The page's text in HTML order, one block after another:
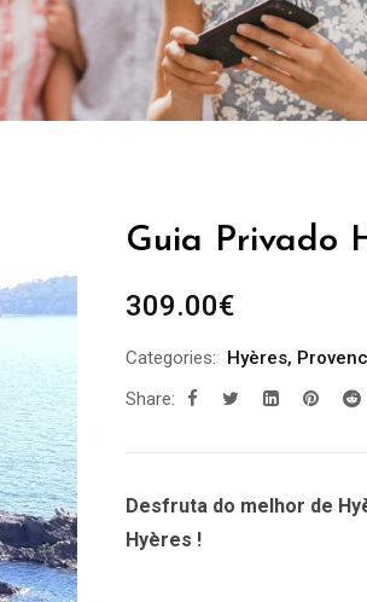
Guia Privado
309.00€
Categories: Hyères,
Share:
Desfruta do melhor de
Hyères !